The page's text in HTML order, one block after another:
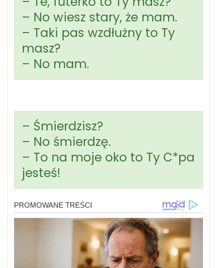
– No wiesz stary, że mam.
– Taki pas wzdłużny to Ty
masz?
– No mam.
– Śmierdzisz?
– No śmierdzę.
– To na moje oko to Ty C*pa
jesteś!